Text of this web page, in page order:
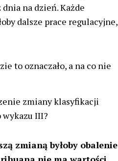
na dzień. Każde
dalsze prace regulacyjne,
to oznaczało, a na co nie
zmiany klasyfikacji
III?
zmianą byłoby obalenie